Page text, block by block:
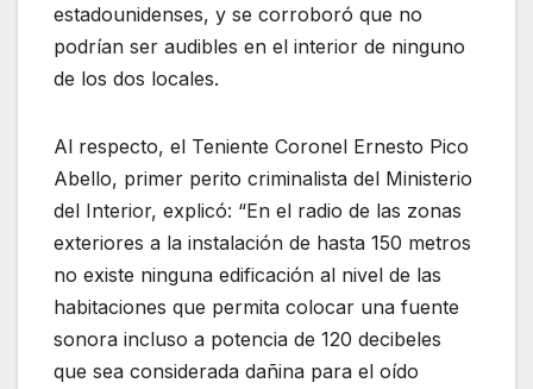
estadounidenses, y se corroboró que no
podrían ser audibles en el interior de ninguno
de los dos locales.
Al respecto, el Teniente Coronel Ernesto Pico
Abello, primer perito criminalista del Ministerio
del Interior, explicó: “En el radio de las zonas
exteriores a la instalación de hasta 150 metros
no existe ninguna edificación al nivel de las
habitaciones que permita colocar una fuente
sonora incluso a potencia de 120 decibeles
que sea considerada dañina para el oído